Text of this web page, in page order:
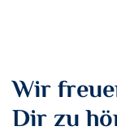
Wir
Dir zu